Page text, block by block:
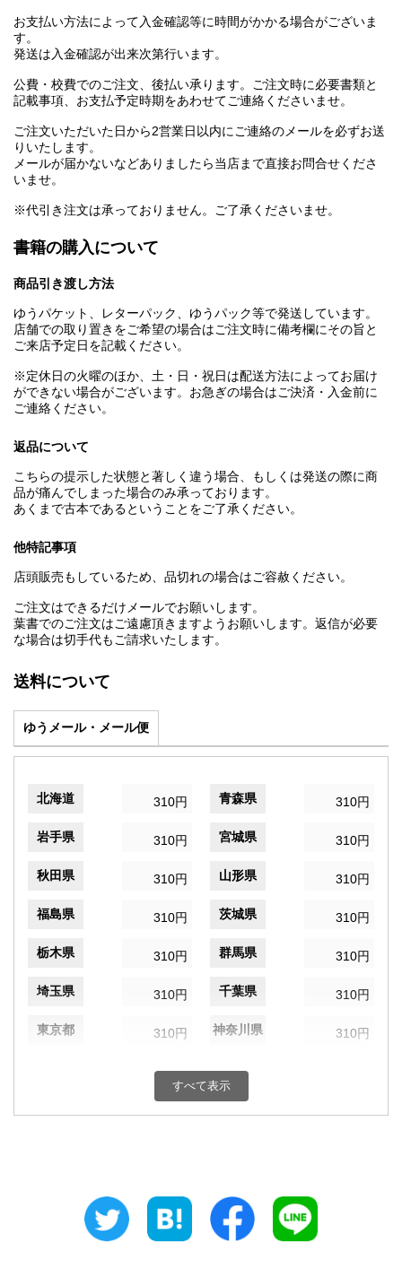
お支払い方法によって入金確認等に時間がかかる場合がございま
す。
発送は入金確認が出来次第行います。
公費・校費でのご注文、後払い承ります。ご注文時に必要書類と
記載事項、お支払予定時期をあわせてご連絡くださいませ。
ご注文いただいた日から2営業日以内にご連絡のメールを必ずお送
りいたします。
メールが届かないなどありましたら当店まで直接お問合せくださ
いませ。
※代引き注文は承っておりません。ご了承くださいませ。
書籍の購入について
商品引き渡し方法
ゆうパケット、レターパック、ゆうパック等で発送しています。
店舗での取り置きをご希望の場合はご注文時に備考欄にその旨と
ご来店予定日を記載ください。
※定休日の火曜のほか、土・日・祝日は配送方法によってお届け
ができない場合がございます。お急ぎの場合はご決済・入金前に
ご連絡ください。
返品について
こちらの提示した状態と著しく違う場合、もしくは発送の際に商
品が痛んでしまった場合のみ承っております。
あくまで古本であるということをご了承ください。
他特記事項
店頭販売もしているため、品切れの場合はご容赦ください。
ご注文はできるだけメールでお願いします。
葉書でのご注文はご遠慮頂きますようお願いします。返信が必要
な場合は切手代もご請求いたします。
送料について
ゆうメール・メール便
北海道 310円 青森県 310円
岩手県 310円 宮城県 310円
秋田県 310円 山形県 310円
福島県 310円 茨城県 310円
栃木県 310円 群馬県 310円
埼玉県 310円 千葉県 310円
東京都 310円 神奈川県 310円
310円 富山県
310円 三重県
すべて表示